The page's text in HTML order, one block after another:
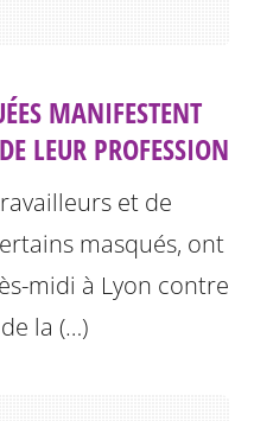
MANIFESTENT
LEUR PROFESSION
et de
masqués, ont
midi à Lyon contre
la (…)